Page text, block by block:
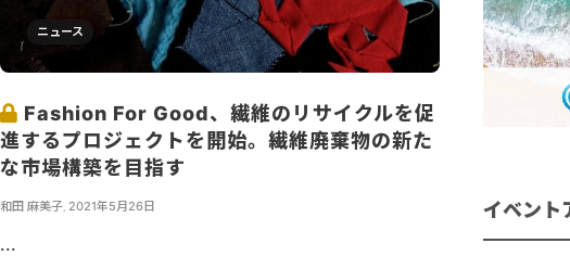
ニュース
Fashion For Good、繊維のリサイクルを促
進するプロジェクトを開始。繊維廃棄物の新た
な市場構築を目指す
和田 麻美子, 2021年5月26日
...
イベント